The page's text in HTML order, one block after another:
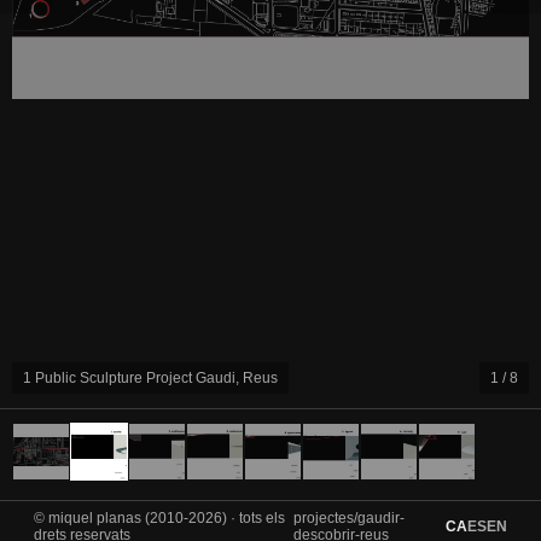
2 Public Sculpture Project Gaudi, Reus 2 / 8
© miquel planas (2010-2026) · tots els
drets reservats
projectes/gaudir-
descobrir-reus
CAESEN